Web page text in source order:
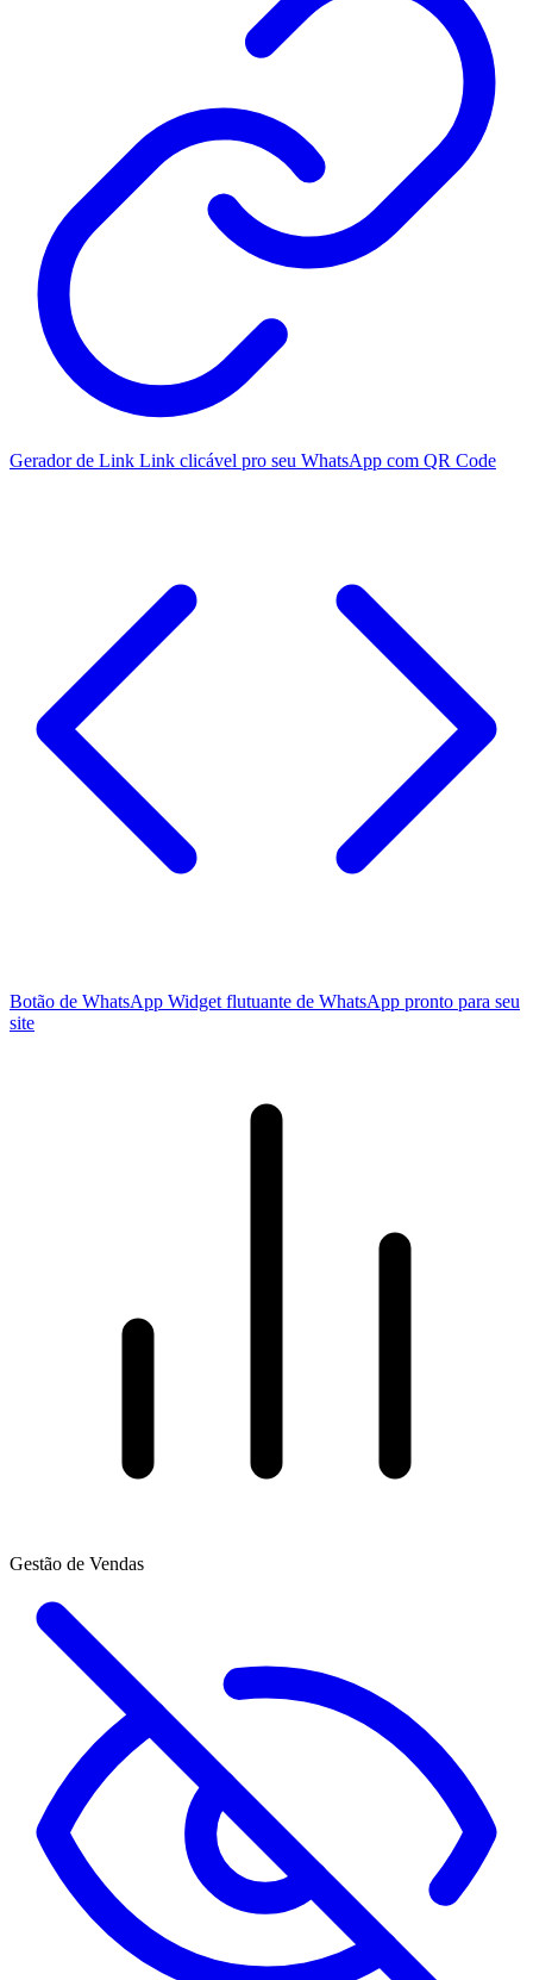
Gerador de Link Link clicável pro seu WhatsApp com QR Code
Botão de WhatsApp Widget flutuante de WhatsApp pronto para seu
site
Gestão de Vendas